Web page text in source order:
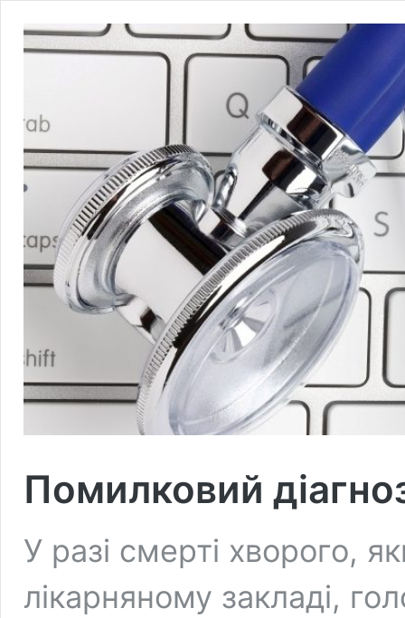
Помилковий
У разі смерті хворого,
лікарняному закладі,